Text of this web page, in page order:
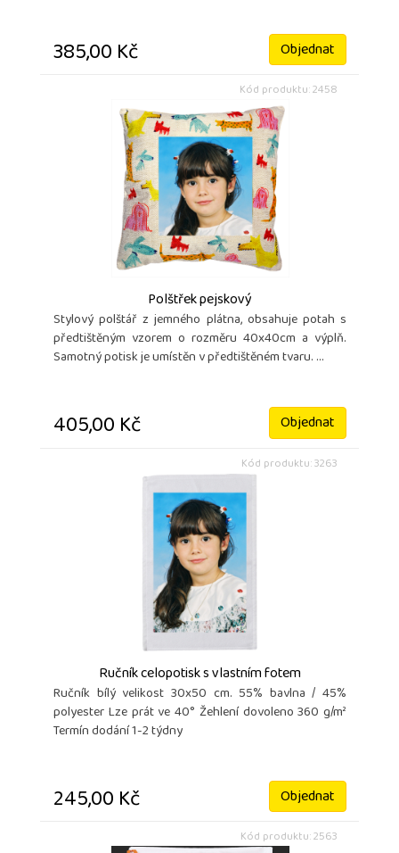
385,00 Kč Objednat
Kód produktu: 2458
Polštřek pejskový
Stylový polštář z jemného plátna, obsahuje potah s
předtištěným vzorem o rozměru 40x40cm a výplň.
Samotný potisk je umístěn v předtištěném tvaru. ...
405,00 Kč Objednat
Kód produktu: 3263
Ručník celopotisk s vlastním fotem
Ručník bílý velikost 30x50 cm. 55% bavlna / 45%
polyester Lze prát ve 40° Žehlení dovoleno 360 g/m²
Termín dodání 1-2 týdny
245,00 Kč Objednat
Kód produktu: 2563